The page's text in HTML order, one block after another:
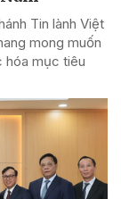
Tin lành Việt
mong muốn
hóa mục tiêu